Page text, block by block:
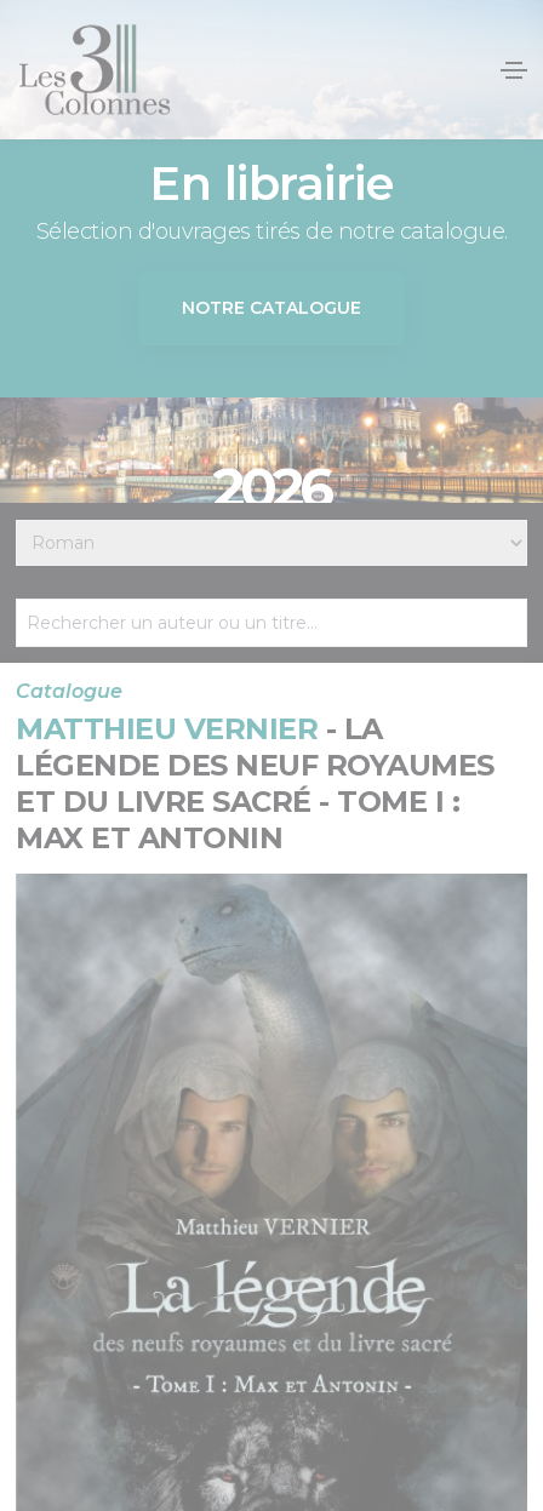
En librairie
Sélection d'ouvrages tirés de notre catalogue.
NOTRE CATALOGUE
2026
Catalogue
MATTHIEU VERNIER - LA
LÉGENDE DES NEUF ROYAUMES
ET DU LIVRE SACRÉ - TOME I :
MAX ET ANTONIN